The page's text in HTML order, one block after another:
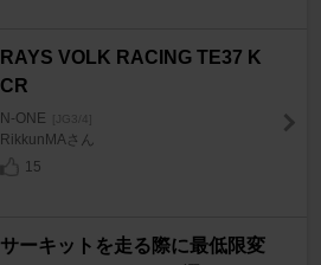
RAYS VOLK RACING TE37 K
CR
N-ONE [JG3/4]
RikkunMAさん
15
サーキットを走る際に最低限変